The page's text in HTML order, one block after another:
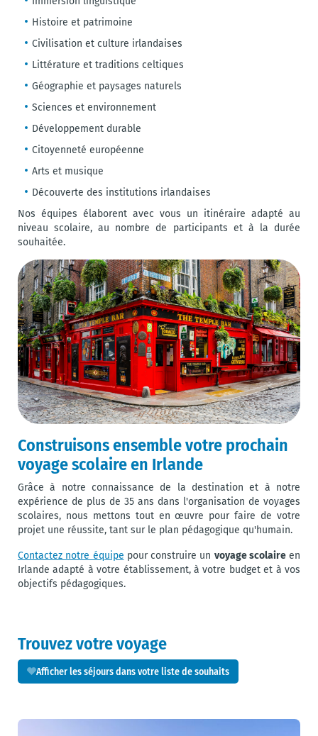
Histoire et patrimoine
Civilisation et culture irlandaises
Littérature et traditions celtiques
Géographie et paysages naturels
Sciences et environnement
Développement durable
Citoyenneté européenne
Arts et musique
Découverte des institutions irlandaises
Nos équipes élaborent avec vous un itinéraire adapté au
niveau scolaire, au nombre de participants et à la durée
souhaitée.
Construisons ensemble votre prochain
voyage scolaire en Irlande
Grâce à notre connaissance de la destination et à notre
expérience de plus de 35 ans dans l'organisation de voyages
scolaires, nous mettons tout en œuvre pour faire de votre
projet une réussite, tant sur le plan pédagogique qu'humain.
Contactez notre équipe pour construire un voyage scolaireen
Irlande adapté à votre établissement, à votre budget et à vos
objectifs pédagogiques.
Trouvez votre voyage
Afficher les séjours dans votre liste de souhaits